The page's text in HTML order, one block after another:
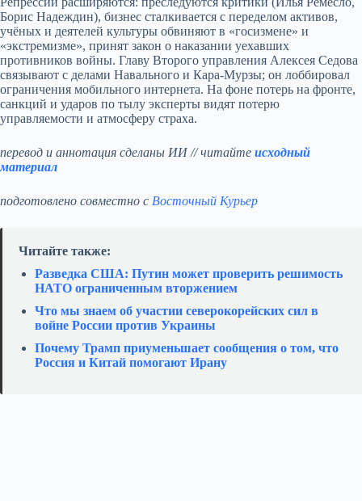
Борис Надеждин), бизнес сталкивается с переделом активов,
учёных и деятелей культуры обвиняют в «госизмене» и
«экстремизме», принят закон о наказании уехавших
противников войны. Главу Второго управления Алексея Седова
связывают с делами Навального и Кара‑Мурзы; он лоббировал
ограничения мобильного интернета. На фоне потерь на фронте,
санкций и ударов по тылу эксперты видят потерю
управляемости и атмосферу страха.
перевод и аннотация сделаны ИИ // читайте исходный
материал
подготовлено совместно с Восточный Курьер
Читайте также:
Разведка США: Путин может проверить решимость
НАТО ограниченным вторжением
Что мы знаем об участии северокорейских сил в
войне России против Украины
Почему Трамп приуменьшает сообщения о том, что
Россия и Китай помогают Ирану